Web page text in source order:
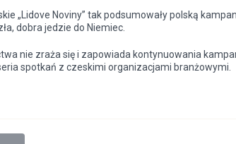
„Lidove Noviny” tak podsumowały polską
dobra jedzie do Niemiec.
nie zraża się i zapowiada kontynuowania
spotkań z czeskimi organizacjami branżowymi.